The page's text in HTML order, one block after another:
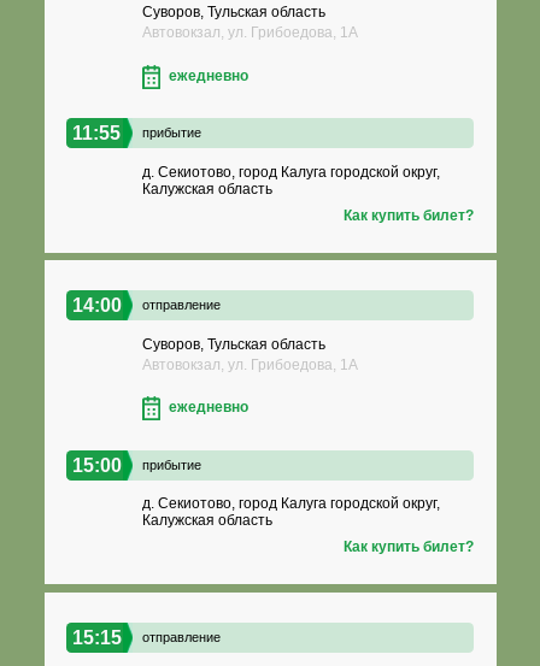
Суворов, Тульская область
Автовокзал, ул. Грибоедова, 1А
ежедневно
11:55 прибытие
д. Секиотово, город Калуга городской округ,
Калужская область
Как купить билет?
14:00 отправление
Суворов, Тульская область
Автовокзал, ул. Грибоедова, 1А
ежедневно
15:00 прибытие
д. Секиотово, город Калуга городской округ,
Калужская область
Как купить билет?
15:15 отправление